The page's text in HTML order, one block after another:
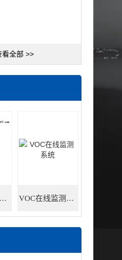
看全部 >>
便携扩散式四合一气体检测仪 VOC在线监测系统